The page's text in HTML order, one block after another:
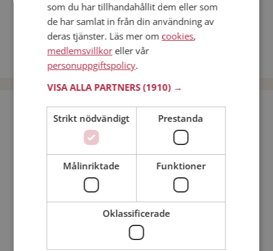
Andra singlar från Linköping
Kvinnor från Linköping
Dejta kvinnor i Sverige
Dejta män i Sverige
Bli medlem utan kostnad!
Min ålder:
som du har tillhandahållit dem eller som
de har samlat in från din användning av
deras tjänster. Läs mer om cookies,
medlemsvillkoreller vår
personuppgiftspolicy.
VISA ALLA PARTNERS(1910) →
Strikt nödvändigt Prestanda
Målinriktade Funktioner
Oklassificerade